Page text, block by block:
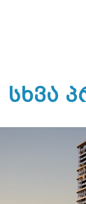
ᲡᲮᲕᲐ